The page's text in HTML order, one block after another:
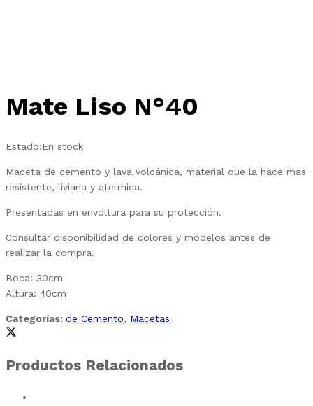
Mate Liso N°40
Estado:En stock
Maceta de cemento y lava volcánica, material que la hace mas
resistente, liviana y atermica.
Presentadas en envoltura para su protección.
Consultar disponibilidad de colores y modelos antes de
realizar la compra.
Boca: 30cm
Altura: 40cm
Categorías: de Cemento, Macetas
Productos Relacionados